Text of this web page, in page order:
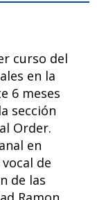
curso del
en la
6 meses
sección
Order.
en
de
de las